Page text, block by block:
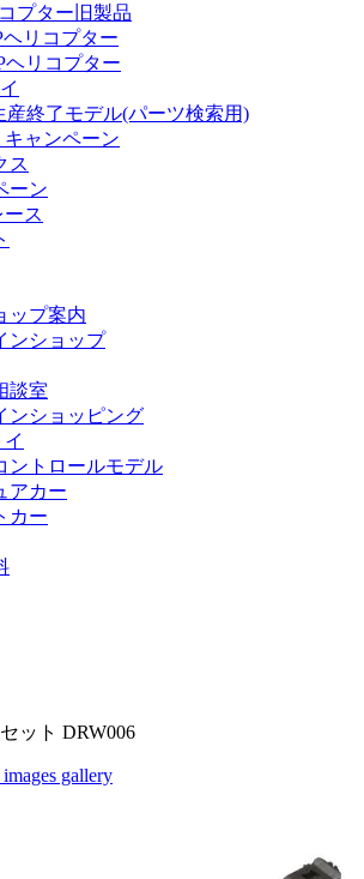
プター旧製品
ヘリコプター
ヘリコプター
産終了モデル(パーツ検索用)
キャンペーン
ス
ーン
ス
ップ案内
ンショップ
談室
ンショッピング
ントロールモデル
アカー
カー
ット DRW006
gallery